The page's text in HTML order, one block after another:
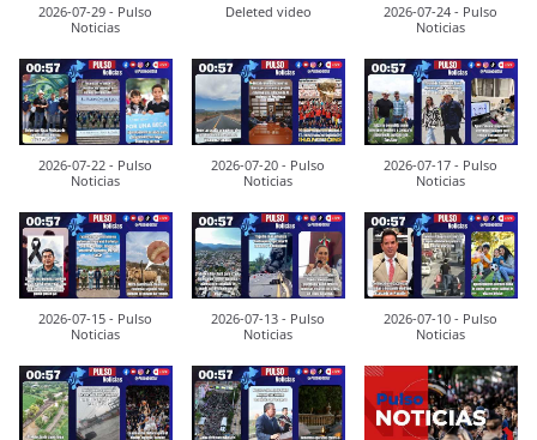
2026-07-29 - Pulso
Noticias
Deleted video
2026-07-24 - Pulso
Noticias
2026-07-22 - Pulso
Noticias
2026-07-20 - Pulso
Noticias
2026-07-17 - Pulso
Noticias
2026-07-15 - Pulso
Noticias
2026-07-13 - Pulso
Noticias
2026-07-10 - Pulso
Noticias